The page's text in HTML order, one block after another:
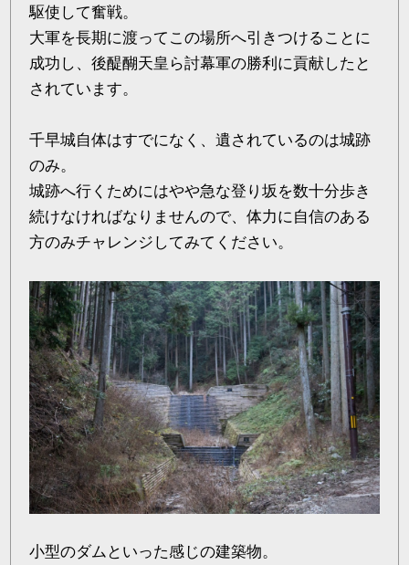
駆使して奮戦。
大軍を長期に渡ってこの場所へ引きつけることに
成功し、後醍醐天皇ら討幕軍の勝利に貢献したと
されています。
千早城自体はすでになく、遺されているのは城跡
のみ。
城跡へ行くためにはやや急な登り坂を数十分歩き
続けなければなりませんので、体力に自信のある
方のみチャレンジしてみてください。
小型のダムといった感じの建築物。